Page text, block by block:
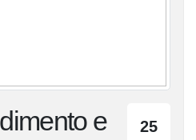
25